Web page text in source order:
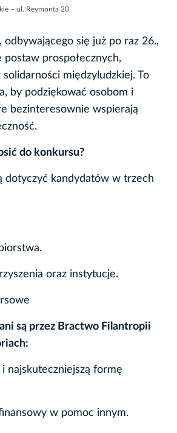
– ul. Reymonta 20
odbywającego się już po raz 26.,
prospołecznych,
międzyludzkiej. To
by podziękować osobom i
bezinteresownie wspierają
do konkursu?
dotyczyć kandydatów w trzech
oraz instytucje.
są przez Bractwo Filantropii
najskuteczniejszą formę
w pomoc innym.